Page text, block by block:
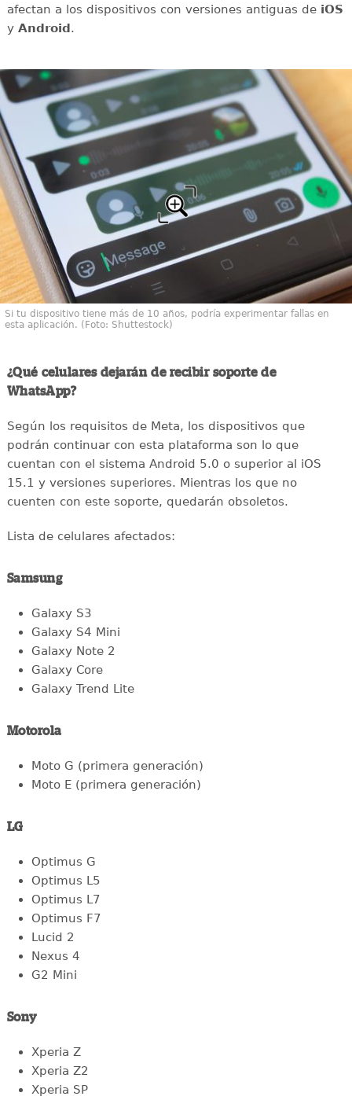
afectan a los dispositivos con versiones antiguas deiOS
y Android.
Si tu dispositivo tiene más de 10 años, podría experimentar fallas en
esta aplicación. (Foto: Shuttestock)
¿Qué celulares dejarán de recibir soporte de
WhatsApp?
Según los requisitos de Meta, los dispositivos que
podrán continuar con esta plataforma son lo que
cuentan con el sistema Android 5.0 o superior al iOS
15.1 y versiones superiores. Mientras los que no
cuenten con este soporte, quedarán obsoletos.
Lista de celulares afectados:
Samsung
Galaxy S3
Galaxy S4 Mini
Galaxy Note 2
Galaxy Core
Galaxy Trend Lite
Motorola
Moto G (primera generación)
Moto E (primera generación)
LG
Optimus G
Optimus L5
Optimus L7
Optimus F7
Lucid 2
Nexus 4
G2 Mini
Sony
Xperia Z
Xperia Z2
Xperia SP